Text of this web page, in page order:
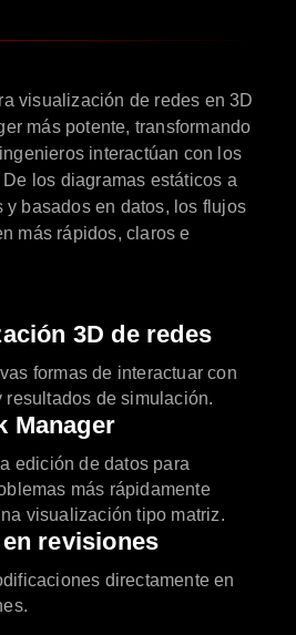
visualización de redes en 3D
más potente, transformando
interactúan con los
los diagramas estáticos a
y basados en datos, los flujos
más rápidos, claros e
3D de redes
formas de interactuar con
resultados de simulación.
Manager
edición de datos para
más rápidamente
visualización tipo matriz.
revisiones
directamente en